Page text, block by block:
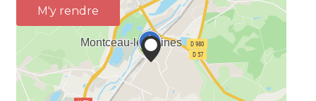
M'y rendre